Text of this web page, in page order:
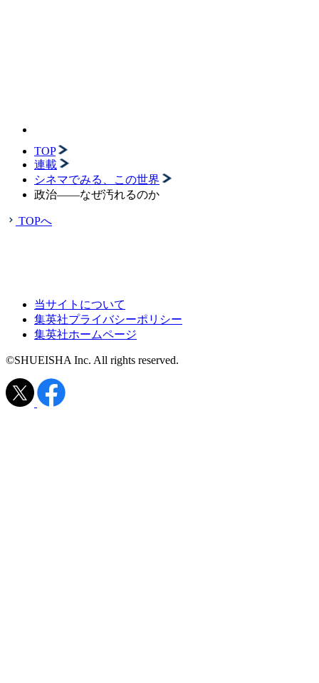
TOP
連載
シネマでみる、この世界
政治――なぜ汚れるのか
TOPへ
当サイトについて
集英社プライバシーポリシー
集英社ホームページ
©SHUEISHA Inc. All rights reserved.